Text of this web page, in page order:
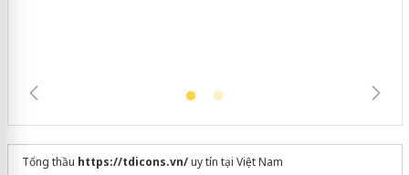
Tổng thầu https://tdicons.vn/uy tín tại Việt Nam